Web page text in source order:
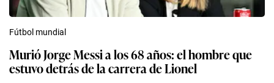
Fútbol mundial
Murió Jorge Messi a los 68 años: el hombre que
estuvo detrás de la carrera de Lionel